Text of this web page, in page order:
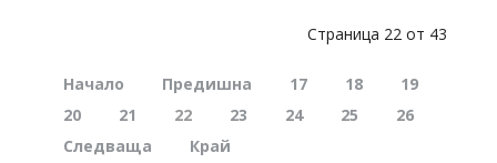
Страница 22 от 43
Начало Предишна 17 18
19
20
21 22 23 24 25
26
Следваща
Край